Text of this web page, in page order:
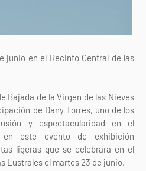
junio en el Recinto Central de las
Bajada de la Virgen de las Nieves
de Dany Torres, uno de los
y espectacularidad en el
en este evento de exhibición
ligeras que se celebrará en el
Lustrales el martes 23 de junio.